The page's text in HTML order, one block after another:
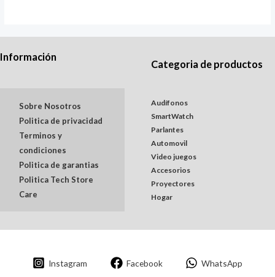
Información
Sobre Nosotros
Politica de privacidad
Terminos y
condiciones
Politica de garantias
Politica Tech Store
Care
Categoria de productos
Audífonos
SmartWatch
Parlantes
Automovil
Video juegos
Accesorios
Proyectores
Hogar
Instagram Facebook WhatsApp